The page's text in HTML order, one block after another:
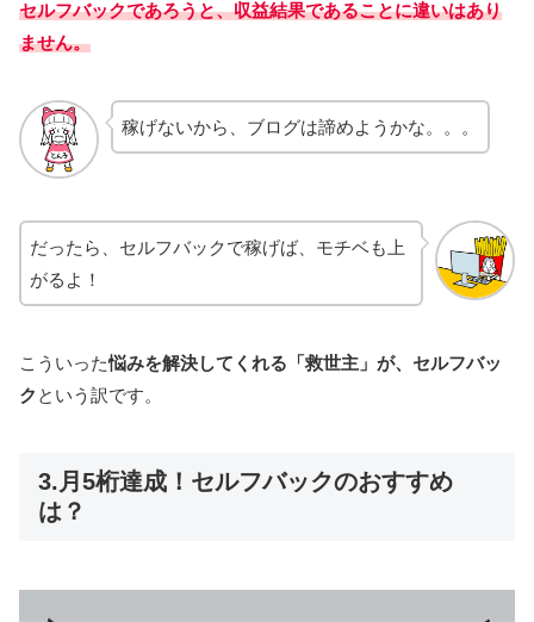
セルフバックであろうと、収益結果であることに違いはあり
ません。
稼げないから、ブログは諦めようかな。。。
だったら、セルフバックで稼げば、モチベも上
がるよ！
こういった悩みを解決してくれる「救世主」が、セルフバッ
ク という訳です。
3.月5桁達成！セルフバックのおすすめ
は？